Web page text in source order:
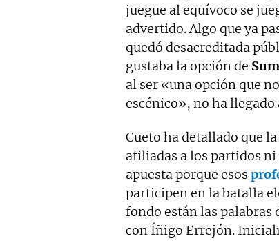
juegue al equívoco se
advertido. Algo que ya
quedó desacreditada
gustaba la opción de
al ser «una opción que
escénico», no ha
Cueto ha detallado que
afiliadas a los partidos
apuesta porque esos
participen en la batalla
fondo están las palabras
con Íñigo Errejón.